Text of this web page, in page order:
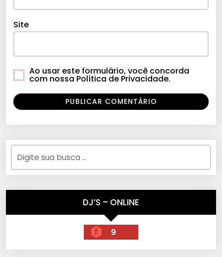
Site
Ao usar este formulário, você concorda
com nossa Política de Privacidade.
DJ’S – ONLINE
9